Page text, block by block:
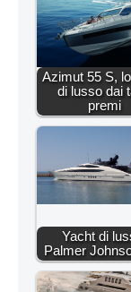
Azimut 55 S,
di lusso dai
premi
Yacht di
Palmer